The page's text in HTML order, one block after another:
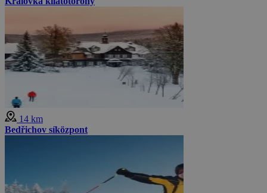
14 km
Bedřichov síközpont